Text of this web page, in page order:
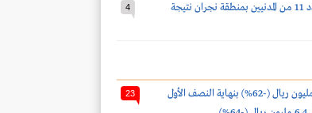
قوات التحالف: إصابة عدد 11 من المدنيين بمنطقة نجران نتيجة
4
أرباح صالح الراشد 15.7 مليون ريال (-62%) بنهاية النصف الأول
23